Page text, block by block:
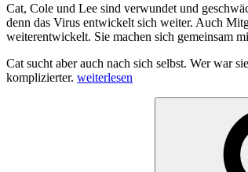
Cat, Cole und Lee sind verwundet und
denn das Virus entwickelt sich weiter. Auch
weiterentwickelt. Sie machen sich gemeinsam
Cat sucht aber auch nach sich selbst. Wer war
komplizierter. „Cat
weiterlesen